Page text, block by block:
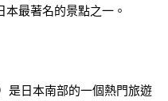
最著名的景點之一。
是日本南部的一個熱門旅遊